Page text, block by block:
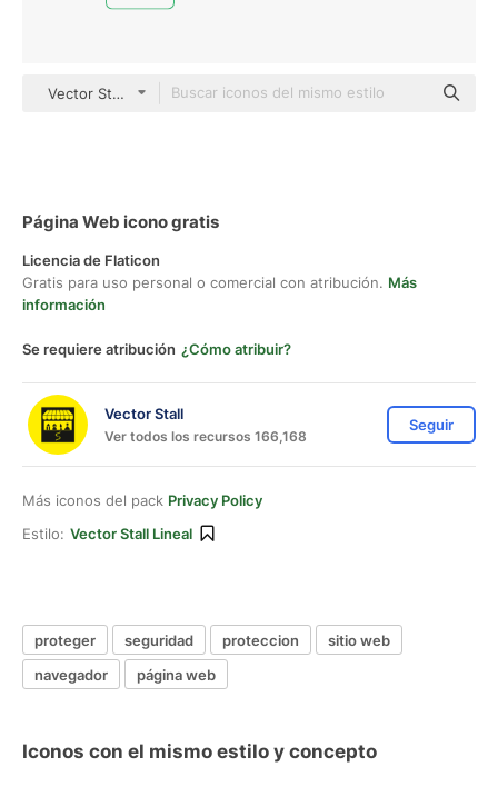
Vector Stall Lineal
Página Web icono gratis
Licencia de Flaticon
Gratis para uso personal o comercial con atribución. Más
información
Se requiere atribución ¿Cómo atribuir?
Vector Stall
Ver todos los recursos 166,168
Seguir
Más iconos del pack Privacy Policy
Estilo: Vector Stall Lineal
proteger seguridad proteccion
sitio web
navegador
página web
Iconos con el mismo estilo y concepto